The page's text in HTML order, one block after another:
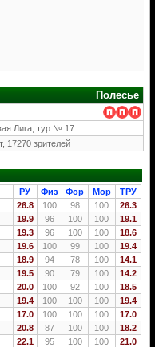
Полесье
Лига, тур № 17
17270 зрителей
РУ Физ Фор Мор
ТРУ
26.8 100 98 100
26.3
19.9 96 100 100
19.1
19.3 96 100 100
18.6
19.6 100 99 100
19.4
18.9 94 78 100
14.1
19.5 90 79 100
14.2
20.0 100 92 100
18.5
19.4 100 100 100
19.4
17.0 100 100 100
17.0
20.8 87 100 100
18.2
22.1 95 100 100 21.0